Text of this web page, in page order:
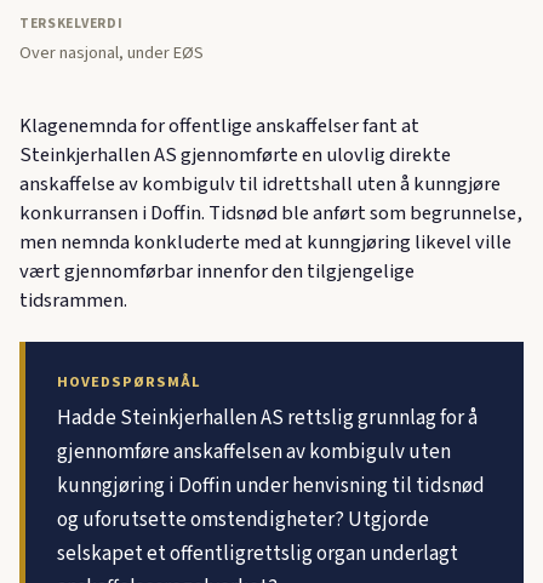
TERSKELVERDI
Over nasjonal, under EØS
Klagenemnda for offentlige anskaffelser fant at
Steinkjerhallen AS gjennomførte en ulovlig direkte
anskaffelse av kombigulv til idrettshall uten å kunngjøre
konkurransen i Doffin. Tidsnød ble anført som begrunnelse,
men nemnda konkluderte med at kunngjøring likevel ville
vært gjennomførbar innenfor den tilgjengelige
tidsrammen.
HOVEDSPØRSMÅL
Hadde Steinkjerhallen AS rettslig grunnlag for å
gjennomføre anskaffelsen av kombigulv uten
kunngjøring i Doffin under henvisning til tidsnød
og uforutsette omstendigheter? Utgjorde
selskapet et offentligrettslig organ underlagt